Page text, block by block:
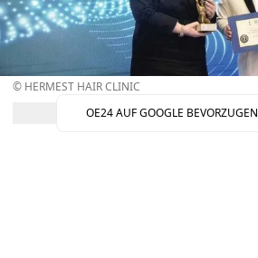
© HERMEST HAIR CLINIC
OE24 AUF GOOGLE BEVORZUGEN